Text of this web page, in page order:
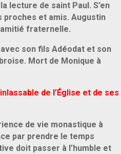
lecture de saint Paul. S’en
proches et amis. Augustin
fraternelle.
avec son fils Adéodat et son
Mort de Monique à
de l’Église et de ses
de vie monastique à
par prendre le temps
doit passer à l’humble et